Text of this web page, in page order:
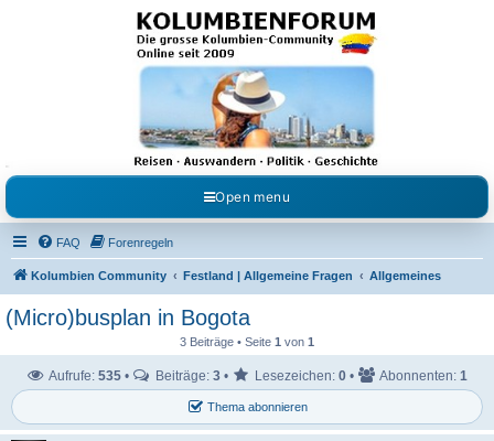
Kolumbienforum - Das
grosse Forum der
Freunde Kolumbiens
Reisen, Auswandern, Kultur, Politik, Geschichte und Visum in Kolumbien und Venezuela.
Austausch, Erfahrungen und Gemeinschaft im Kolumbienforum
Open menu
FAQ Forenregeln
Kolumbien Community Festland | Allgemeine Fragen Allgemeines
(Micro)busplan in Bogota
3 Beiträge • Seite 1 von 1
Thema abonnieren
Aufrufe: 535 • Beiträge: 3 • Lesezeichen: 0 • Abonnenten: 1